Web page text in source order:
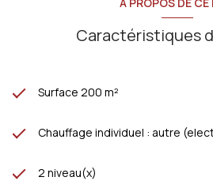
Caractéristiques
Surface 200 m²
Chauffage individuel : autre
2 niveau(x)